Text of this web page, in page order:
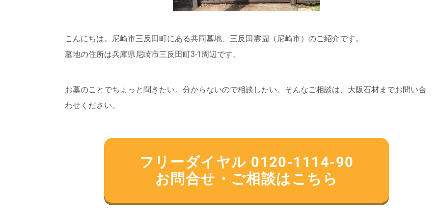
こんにちは。尼崎市三反田町にある共同墓地、三反田霊園（尼崎市）のご紹介です。
墓地の住所は兵庫県尼崎市三反田町3-1周辺です。
お墓のことでちょっと聞きたい。分からないので相談したい。そんなご相談は、大阪石材までお問い合
わせください。
フリーダイヤル 0120-1114-90
お問合せ・ご相談はこちら